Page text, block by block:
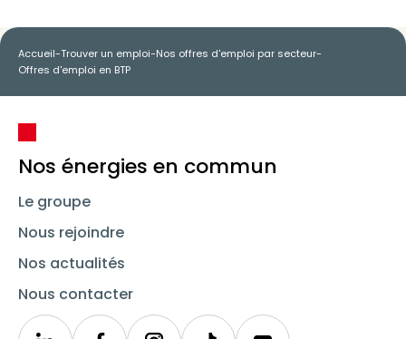
Accueil-Trouver un emploi-Nos offres d'emploi par secteur-
Offres d'emploi en BTP
Nos énergies en commun
Le groupe
Nous rejoindre
Nos actualités
Nous contacter